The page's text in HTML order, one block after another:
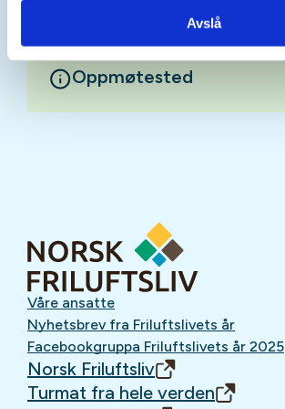
Avslå
Oppmøtested
Våre ansatte
Nyhetsbrev fra Friluftslivets år
Facebookgruppa Friluftslivets år 2025
Norsk Friluftsliv
Turmat fra hele verden